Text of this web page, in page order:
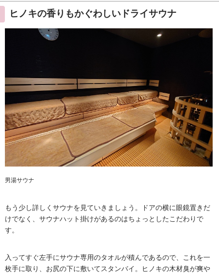
ヒノキの香りもかぐわしいドライサウナ
男湯サウナ
もう少し詳しくサウナを見ていきましょう。ドアの横に眼鏡置きだ
けでなく、サウナハット掛けがあるのはちょっとしたこだわりで
す。
入ってすぐ左手にサウナ専用のタオルが積んであるので、これを一
枚手に取り、お尻の下に敷いてスタンバイ。ヒノキの木材臭が爽や